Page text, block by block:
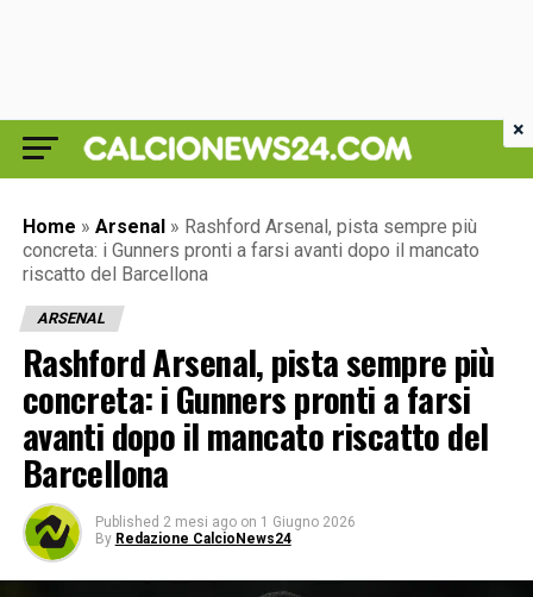
Home » Arsenal » Rashford Arsenal, pista sempre più
concreta: i Gunners pronti a farsi avanti dopo il mancato
riscatto del Barcellona
ARSENAL
Rashford Arsenal, pista sempre più
concreta: i Gunners pronti a farsi
avanti dopo il mancato riscatto del
Barcellona
Published 2 mesi ago on 1 Giugno 2026
By Redazione CalcioNews24
×